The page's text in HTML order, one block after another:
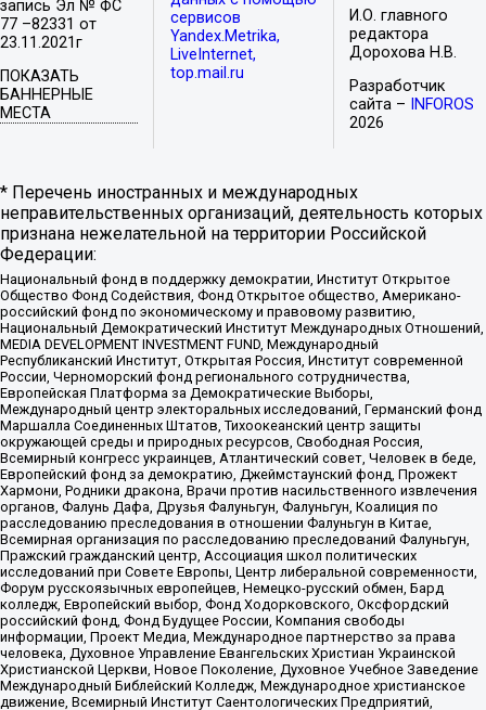
запись Эл № ФС
77 –82331 от
23.11.2021г
ПОКАЗАТЬ
БАННЕРНЫЕ
МЕСТА
сервисов
Yandex.Metrika,
LiveInternet,
top.mail.ru
И.О. главного
редактора
Дорохова Н.В.
Разработчик
сайта –
INFOROS
2026
* Перечень иностранных и международных
неправительственных организаций, деятельность которых
признана нежелательной на территории Российской
Федерации:
Национальный фонд в поддержку демократии, Институт Открытое
Общество Фонд Содействия, Фонд Открытое общество, Американо-
российский фонд по экономическому и правовому развитию,
Национальный Демократический Институт Международных Отношений,
MEDIA DEVELOPMENT INVESTMENT FUND, Международный
Республиканский Институт, Открытая Россия, Институт современной
России, Черноморский фонд регионального сотрудничества,
Европейская Платформа за Демократические Выборы,
Международный центр электоральных исследований, Германский фонд
Маршалла Соединенных Штатов, Тихоокеанский центр защиты
окружающей среды и природных ресурсов, Свободная Россия,
Всемирный конгресс украинцев, Атлантический совет, Человек в беде,
Европейский фонд за демократию, Джеймстаунский фонд, Прожект
Хармони, Родники дракона, Врачи против насильственного извлечения
органов, Фалунь Дафа, Друзья Фалуньгун, Фалуньгун, Коалиция по
расследованию преследования в отношении Фалуньгун в Китае,
Всемирная организация по расследованию преследований Фалуньгун,
Пражский гражданский центр, Ассоциация школ политических
исследований при Совете Европы, Центр либеральной современности,
Форум русскоязычных европейцев, Немецко-русский обмен, Бард
колледж, Европейский выбор, Фонд Ходорковского, Оксфордский
российский фонд, Фонд Будущее России, Компания свободы
информации, Проект Медиа, Международное партнерство за права
человека, Духовное Управление Евангельских Христиан Украинской
Христианской Церкви, Новое Поколение, Духовное Учебное Заведение
Международный Библейский Колледж, Международное христианское
движение, Всемирный Институт Саентологических Предприятий,